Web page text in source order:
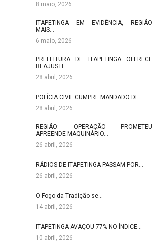
8 maio, 2026
ITAPETINGA EM EVIDÊNCIA, REGIÃO
MAIS…
6 maio, 2026
PREFEITURA DE ITAPETINGA OFERECE
REAJUSTE…
28 abril, 2026
POLÍCIA CIVIL CUMPRE MANDADO DE…
28 abril, 2026
REGIÃO: OPERAÇÃO PROMETEU
APREENDE MAQUINÁRIO…
26 abril, 2026
RÁDIOS DE ITAPETINGA PASSAM POR…
26 abril, 2026
O Fogo da Tradição se…
14 abril, 2026
ITAPETINGA AVAÇOU 77% NO ÍNDICE…
10 abril, 2026